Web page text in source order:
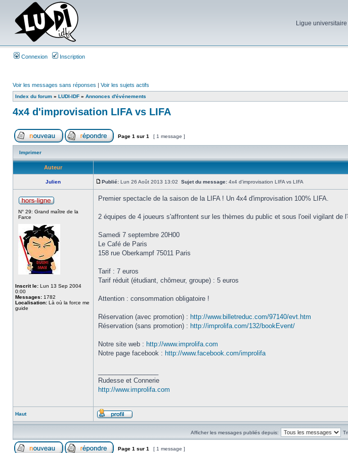
Ligue
Connexion Inscription
Voir les messages sans réponses | Voir les sujets actifs
Index du forum » LUDI-IDF » Annonces d'événements
4x4 d'improvisation LIFA vs LIFA
Page 1 sur 1 [ 1 message ]
Imprimer
Auteur
Julien Publié: Lun 26 Août 2013 13:02 Sujet du message: 4x4 d'improvisation LIFA vs LIFA
N° 29: Grand maître de la
Farce
Inscrit le: Lun 13 Sep 2004
0:00
Messages: 1782
Localisation: Là où la force me
guide
Premier spectacle de la saison de la LIFA ! Un 4x4 d'improvisation 100% LIFA.
2 équipes de 4 joueurs s'affrontent sur les thèmes du public et sous l'oeil vigilant
Samedi 7 septembre 20H00
Le Café de Paris
158 rue Oberkampf 75011 Paris
Tarif : 7 euros
Tarif réduit (étudiant, chômeur, groupe) : 5 euros
Attention : consommation obligatoire !
Réservation (avec promotion) : http://www.billetreduc.com/97140/evt.htm
Réservation (sans promotion) : http://improlifa.com/132/bookEvent/
Notre site web : http://www.improlifa.com
Notre page facebook : http://www.facebook.com/improlifa
Rudesse et Connerie
http://www.improlifa.com
Haut
Afficher les messages publiés depuis:
Page 1 sur 1 [ 1 message ]